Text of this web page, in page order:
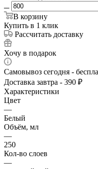
В корзину
Купить в 1 клик
Рассчитать доставку
Хочу в подарок
Самовывоз сегодня -
Доставка завтра - 390 ₽
Характеристики
Цвет
—
Белый
Объём, мл
—
250
Кол-во слоев
—